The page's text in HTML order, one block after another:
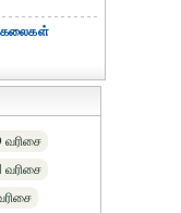
கலைகள்
வரிசை
வரிசை